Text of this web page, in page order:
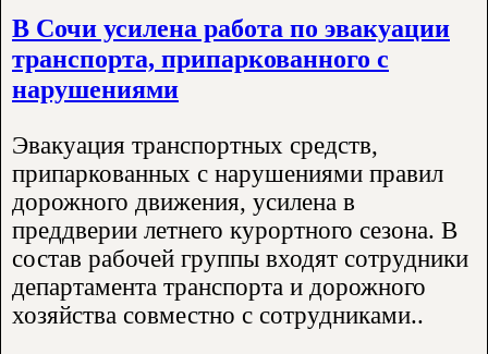
В Сочи усилена работа по эвакуации
транспорта, припаркованного с
нарушениями
Эвакуация транспортных средств,
припаркованных с нарушениями правил
дорожного движения, усилена в
преддверии летнего курортного сезона. В
состав рабочей группы входят сотрудники
департамента транспорта и дорожного
хозяйства совместно с сотрудниками..